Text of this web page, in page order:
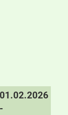
01.02.2026
-